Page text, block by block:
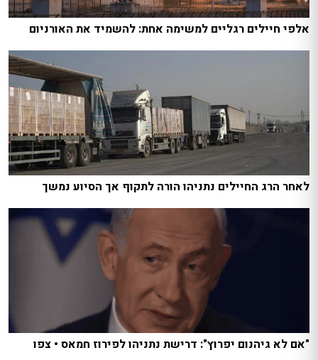
אלפי חיילים רגליים למשימה אחת: להשמיד את האורניום
לאחר הרג החיילים נתניהו הורה לתקוף אך הסיוע נמשך
"אם לא גיהנום יפרוץ": דרישת נתניהו לפירוז חמאס • צפו